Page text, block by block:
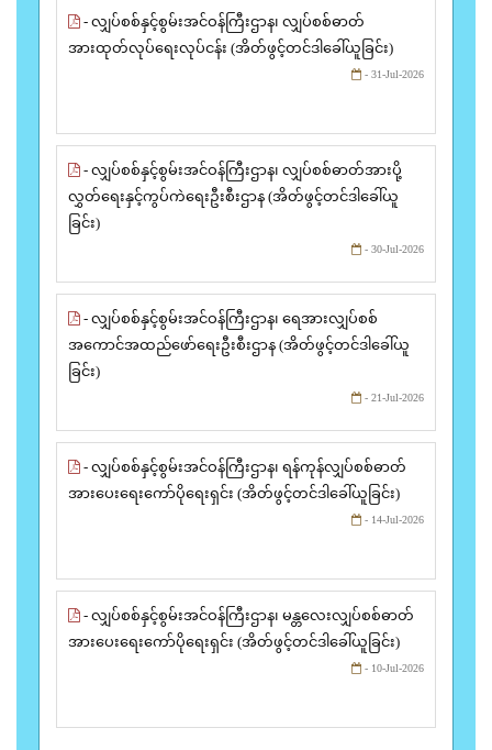
- လျှပ်စစ်နှင့်စွမ်းအင်ဝန်ကြီးဌာန၊ လျှပ်စစ်ဓာတ်
အားထုတ်လုပ်ရေးလုပ်ငန်း (အိတ်ဖွင့်တင်ဒါခေါ်ယူခြင်း)
- 31-Jul-2026
- လျှပ်စစ်နှင့်စွမ်းအင်ဝန်ကြီးဌာန၊ လျှပ်စစ်ဓာတ်အားပို့
လွှတ်ရေးနှင့်ကွပ်ကဲရေးဦးစီးဌာန (အိတ်ဖွင့်တင်ဒါခေါ်ယူ
ခြင်း)
- 30-Jul-2026
- လျှပ်စစ်နှင့်စွမ်းအင်ဝန်ကြီးဌာန၊ ရေအားလျှပ်စစ်
အကောင်အထည်ဖော်ရေးဦးစီးဌာန (အိတ်ဖွင့်တင်ဒါခေါ်ယူ
ခြင်း)
- 21-Jul-2026
- လျှပ်စစ်နှင့်စွမ်းအင်ဝန်ကြီးဌာန၊ ရန်ကုန်လျှပ်စစ်ဓာတ်
အားပေးရေးကော်ပိုရေးရှင်း (အိတ်ဖွင့်တင်ဒါခေါ်ယူခြင်း)
- 14-Jul-2026
- လျှပ်စစ်နှင့်စွမ်းအင်ဝန်ကြီးဌာန၊ မန္တလေးလျှပ်စစ်ဓာတ်
အားပေးရေးကော်ပိုရေးရှင်း (အိတ်ဖွင့်တင်ဒါခေါ်ယူခြင်း)
- 10-Jul-2026